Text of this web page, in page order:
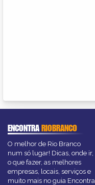
ENCONTRARIOBRANCO
O melhor de Rio Branco
num só lugar! Dicas, onde ir,
o que fazer, as melhores
empresas, locais, serviços e
muito mais no guia Encontra